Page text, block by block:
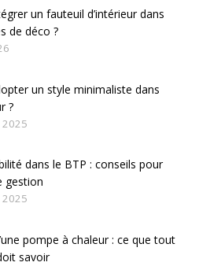
un fauteuil d’intérieur dans
de déco ?
un style minimaliste dans
?
dans le BTP : conseils pour
gestion
pompe à chaleur : ce que tout
savoir